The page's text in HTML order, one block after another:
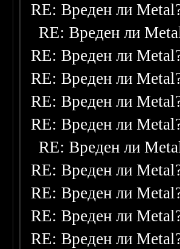
RE: Вреден ли
RE: Вреден ли
RE: Вреден ли
RE: Вреден ли
RE: Вреден ли
RE: Вреден ли
RE: Вреден ли
RE: Вреден ли
RE: Вреден ли
RE: Вреден ли
RE: Вреден ли